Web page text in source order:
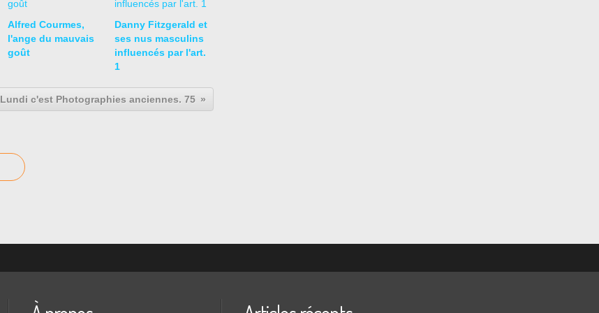
Alfred Courmes,
l'ange du mauvais
goût
Danny Fitzgerald et
ses nus masculins
influencés par l'art.
1
Lundi c'est Photographies anciennes. 75